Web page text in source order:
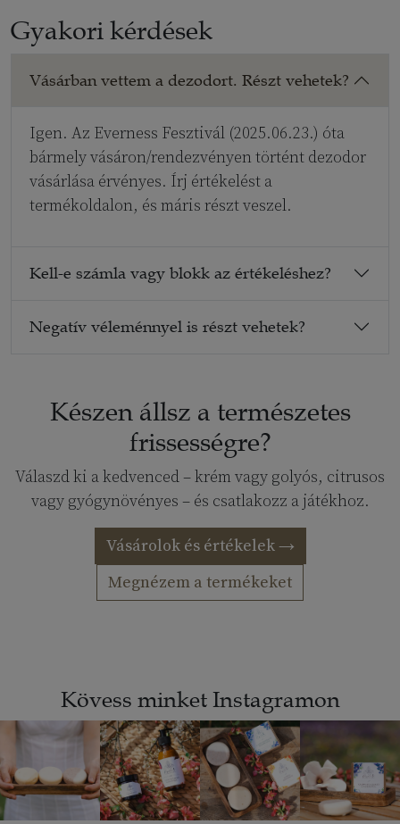
Gyakori kérdések
Vásárban vettem a dezodort. Részt vehetek?
Igen. Az Everness Fesztivál (2025.06.23.) óta
bármely vásáron/rendezvényen történt dezodor
vásárlása érvényes. Írj értékelést a
termékoldalon, és máris részt veszel.
Kell-e számla vagy blokk az értékeléshez?
Negatív véleménnyel is részt vehetek?
Készen állsz a természetes
frissességre?
Válaszd ki a kedvenced – krém vagy golyós, citrusos
vagy gyógynövényes – és csatlakozz a játékhoz.
Vásárolok és értékelek →
Megnézem a termékeket
Kövess minket Instagramon